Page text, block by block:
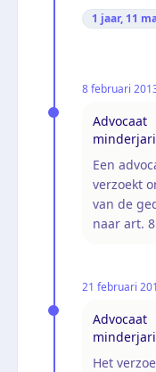
1 jaar, 11
8 februari
Advocaat
Een
verzoekt
van de
naar art.
21 februari
Advocaat
Het